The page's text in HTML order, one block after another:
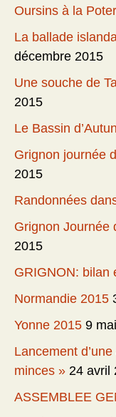
Oursins à la
La ballade
décembre 2015
Une souche de
2015
Le Bassin d’Autun
Grignon journée
2015
Randonnées
Grignon Journée
2015
GRIGNON: bilan
Normandie 2015
Yonne 2015 9
Lancement
minces » 24 avril
ASSEMBLEE